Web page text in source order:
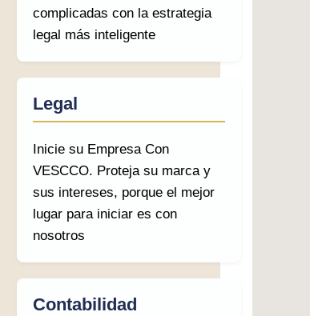
complicadas con la estrategia
legal más inteligente
Legal
Inicie su Empresa Con
VESCCO. Proteja su marca y
sus intereses, porque el mejor
lugar para iniciar es con
nosotros
Contabilidad